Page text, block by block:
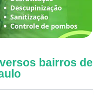
bairros de